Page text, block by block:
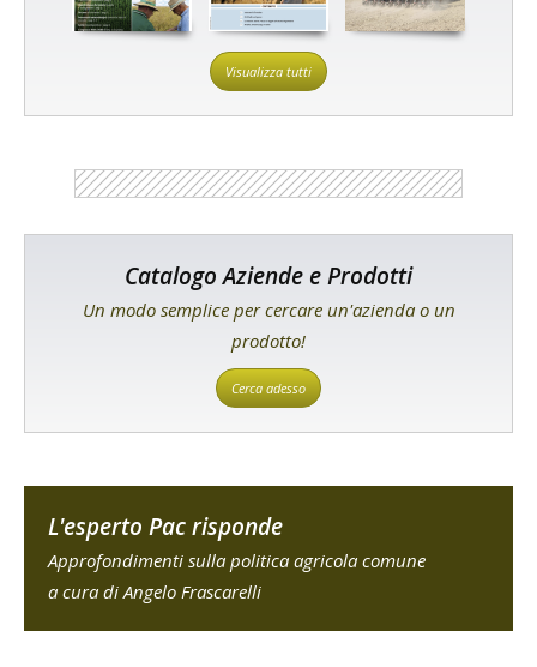
Visualizza tutti
Catalogo Aziende e Prodotti
Un modo semplice per cercare un'azienda o un
prodotto!
Cerca adesso
L'esperto Pac risponde
Approfondimenti sulla politica agricola comune
a cura di Angelo Frascarelli